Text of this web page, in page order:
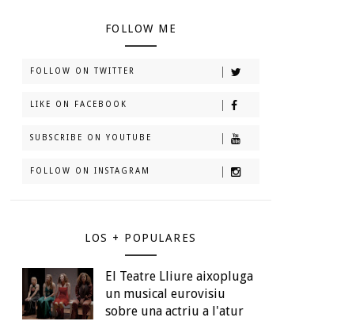
FOLLOW ME
FOLLOW ON TWITTER
LIKE ON FACEBOOK
SUBSCRIBE ON YOUTUBE
FOLLOW ON INSTAGRAM
LOS + POPULARES
El Teatre Lliure aixopluga
un musical eurovisiu
sobre una actriu a l'atur